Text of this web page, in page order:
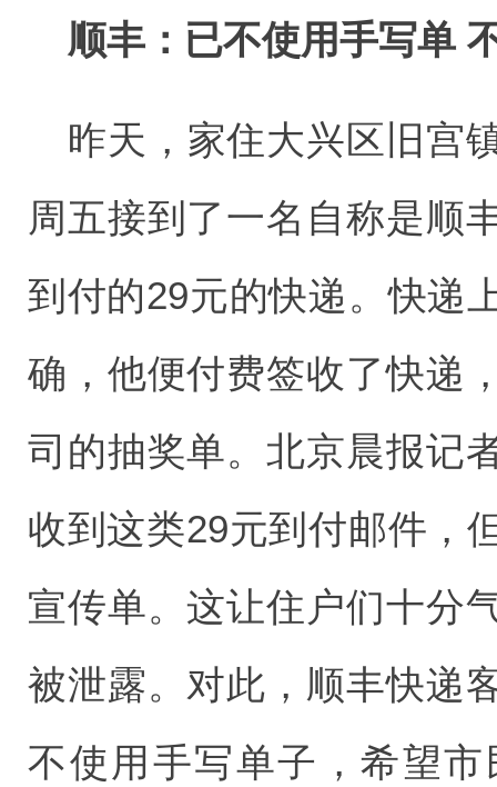
顺丰：已不使用手写单
昨天，家住大兴区旧宫
周五接到了一名自称是顺
到付的29元的快递。快递
确，他便付费签收了快递
司的抽奖单。北京晨报记
收到这类29元到付邮件，
宣传单。这让住户们十分
被泄露。对此，顺丰快递
不使用手写单子，希望